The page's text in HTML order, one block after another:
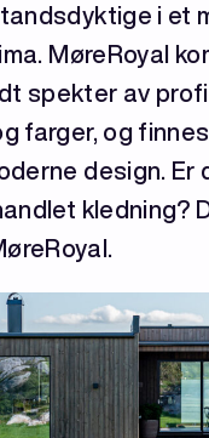
i et
MøreRoyal
spekter av
farger, og
design. Er
kledning?